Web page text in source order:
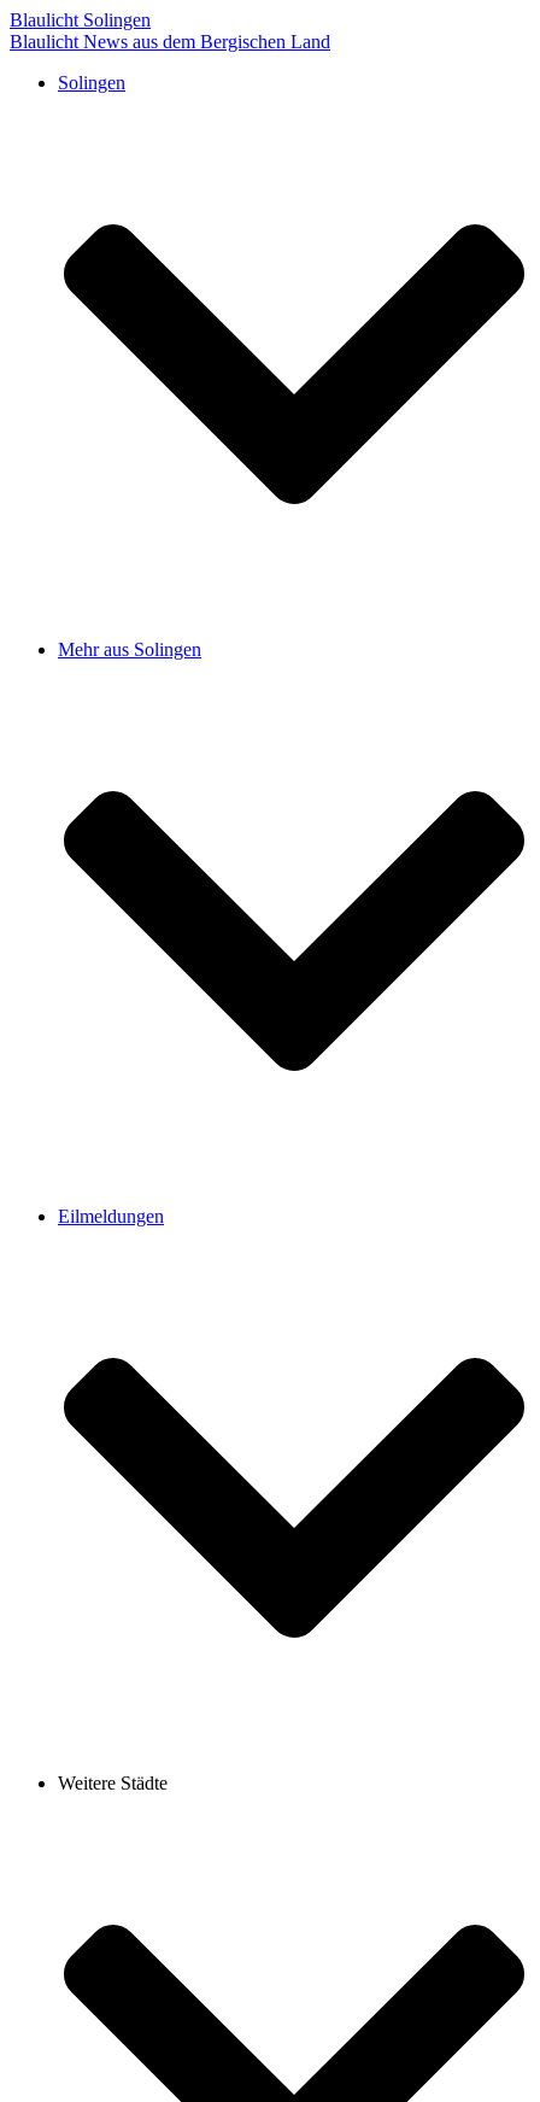
Blaulicht Solingen
Blaulicht News aus dem Bergischen Land
Solingen
Mehr aus Solingen
Eilmeldungen
Weitere Städte